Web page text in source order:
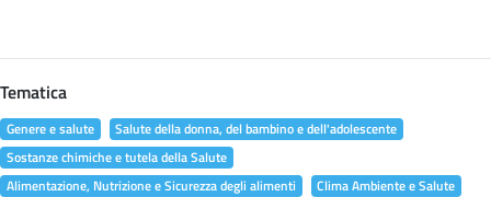
Tematica
Genere e salute
Salute della donna, del bambino e dell'adolescente
Sostanze chimiche e tutela della Salute
Alimentazione, Nutrizione e Sicurezza degli alimenti
Clima Ambiente e Salute